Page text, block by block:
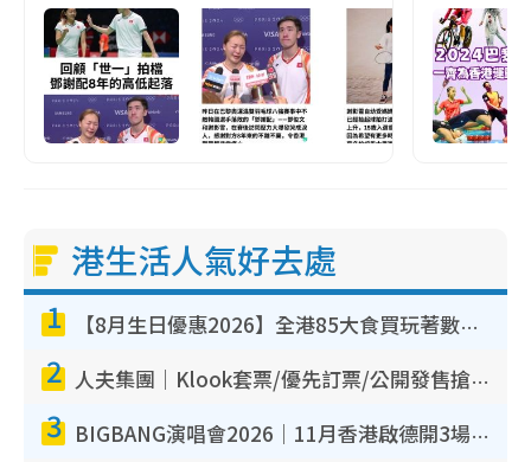
港生活人氣好去處
1 【8月生日優惠2026】全港85大食買玩著數攻略 自助餐/火鍋放題同行免費＋誠品/DONKI送現金券
2 人夫集團｜Klook套票/優先訂票/公開發售搶飛攻略！附票價.購票連結.場地座位表
3 BIGBANG演唱會2026｜11月香港啟德開3場！實名制VIP申請、優先購票攻略